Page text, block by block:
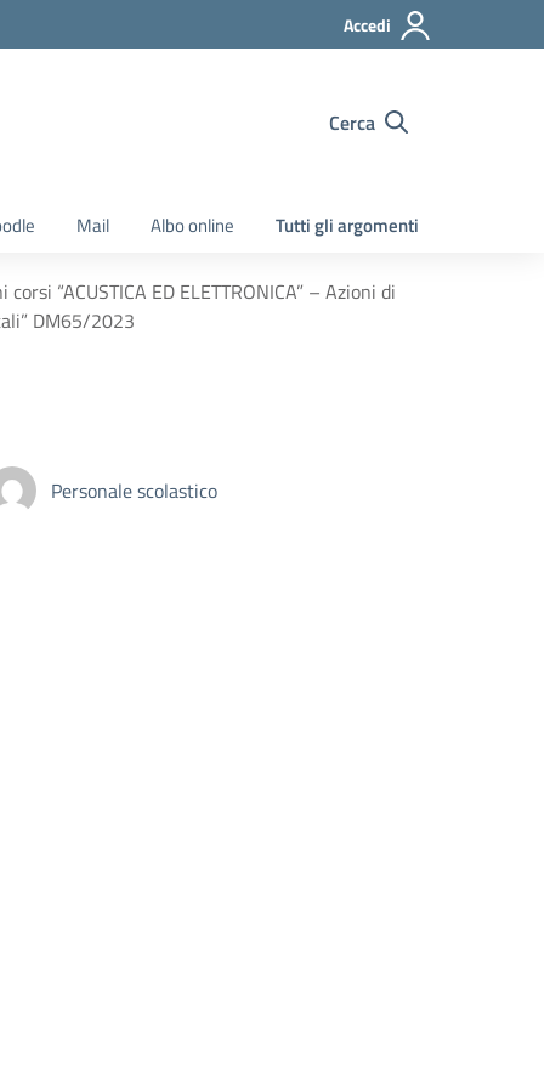
Accedi
Cerca
Mail Albo online Tutti gli argomenti
“ACUSTICA ED ELETTRONICA” – Azioni di
DM65/2023
Personale scolastico